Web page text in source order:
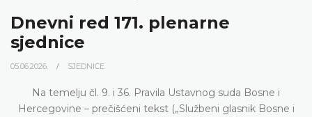
Dnevni red 171. plenarne
sjednice
05.06.2026. SJEDNICE
Na temelju čl. 9. i 36. Pravila Ustavnog suda Bosne i
Hercegovine – prečišćeni tekst („Službeni glasnik Bosne i